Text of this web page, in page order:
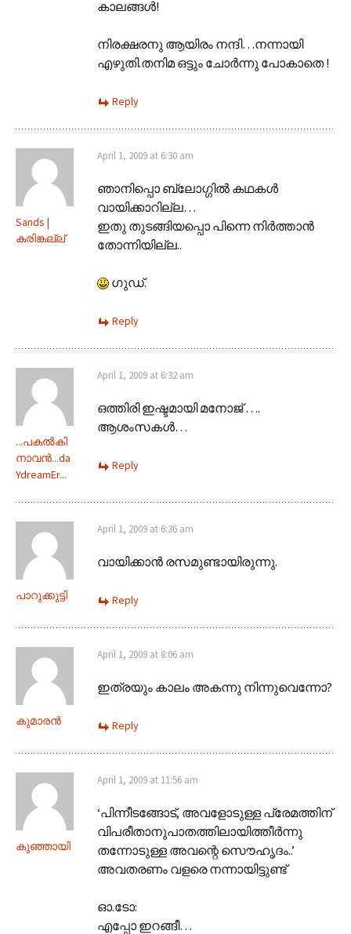
കാലങ്ങൾ!
നിരക്ഷരനു ആയിരം നന്ദി…നന്നായി
എഴുതി.തനിമ ഒട്ടും ചോർന്നു പോകാതെ !
Reply
Sands |
കരിങ്കല്ല്
April 1, 2009 at 6:30 am
ഞാനിപ്പൊ ബ്ലോഗ്ഗില്‍ കഥകള്‍
വായിക്കാറില്ല…
ഇതു തുടങ്ങിയപ്പൊ പിന്നെ നിര്‍ത്താന്‍
തോന്നിയില്ല..
ഗുഡ്.
Reply
...പകല്‍കി
നാവന്‍...da
YdreamEr...
April 1, 2009 at 6:32 am
ഒത്തിരി ഇഷ്ടമായി മനോജ് ….
ആശംസകള്‍…
Reply
പാറുക്കുട്ടി
April 1, 2009 at 6:36 am
വായിക്കാൻ രസമുണ്ടായിരുന്നു.
Reply
കുമാരന്‍
April 1, 2009 at 8:06 am
ഇത്രയും കാലം അകന്നു നിന്നുവെന്നോ?
Reply
കുഞ്ഞായി
April 1, 2009 at 11:56 am
‘പിന്നീടങ്ങോട്, അവളോടുള്ള പ്രേമത്തിന്
വിപരീതാനുപാതത്തിലായിത്തീര്‍ന്നു
തന്നോടുള്ള അവന്റെ സൌഹൃദം..’
അവതരണം വളരെ നന്നായിട്ടുണ്ട്
ഓ.ടോ:
എപ്പോ ഇറങ്ങീ…